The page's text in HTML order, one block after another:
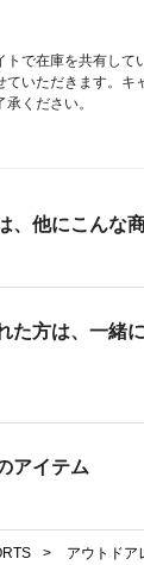
で在庫を共有して
ていただきます。キ
ください。
、他にこんな
た方は、一緒
アイテム
>
アウトドア